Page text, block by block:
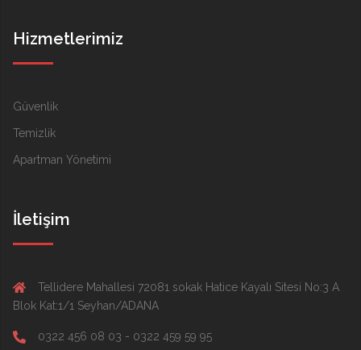
Hizmetlerimiz
Güvenlik
Temizlik
Apartman Yönetimi
İletişim
Tellidere Mahallesi 72081 sokak Hatice Kayalı Sitesi No:3 A
Blok Kat:1/1 Seyhan/ADANA
0322 456 08 03 - 0322 459 59 95